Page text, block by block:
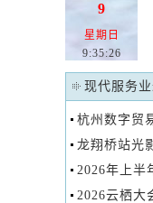
9
星期日
9:35:27
现代服务
杭州数字贸
龙翔桥站光
2026年上半
2026云栖大